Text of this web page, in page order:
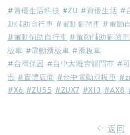
#資優生活科技 #ZU #資優生活 #
動輔助自行車 #電動腳踏車 #電動
#電動輔助自行車 #電動輔助腳踏車
板車 #電動滑板車 #滑板車
#台灣保固 #台中大雅實體門市 #
市 #實體店面 #台中電動滑板車
#X6 #ZU55 #ZUX7 #X10 #AX8
返回